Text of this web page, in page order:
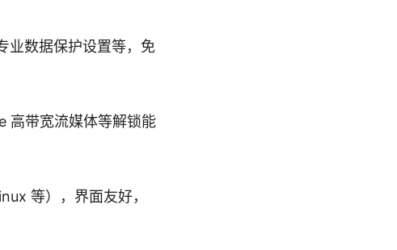
业数据保护设置等，免
高带宽流媒体等解锁能
等），界面友好，